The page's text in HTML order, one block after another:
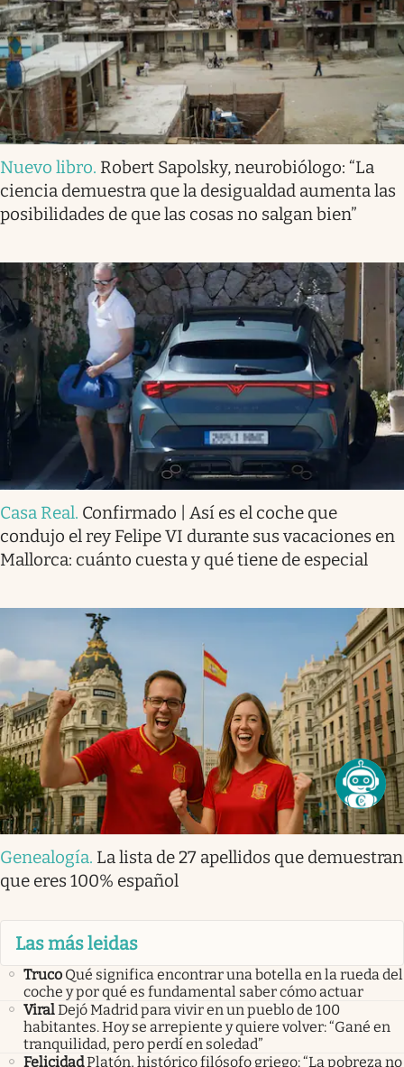
Nuevo libro. Robert Sapolsky, neurobiólogo: “La
ciencia demuestra que la desigualdad aumenta las
posibilidades de que las cosas no salgan bien”
Casa Real. Confirmado | Así es el coche que
condujo el rey Felipe VI durante sus vacaciones en
Mallorca: cuánto cuesta y qué tiene de especial
Genealogía. La lista de 27 apellidos que demuestran
que eres 100% español
Las más leidas
Truco Qué significa encontrar una botella en la rueda del
coche y por qué es fundamental saber cómo actuar
ViralDejó Madrid para vivir en un pueblo de 100
habitantes. Hoy se arrepiente y quiere volver: “Gané en
tranquilidad, pero perdí en soledad”
FelicidadPlatón, histórico filósofo griego: “La pobreza no